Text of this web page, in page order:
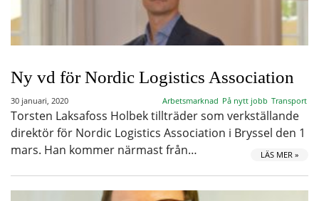
Ny vd för Nordic Logistics Association
30 januari, 2020 Arbetsmarknad På nytt jobb Transport
Torsten Laksafoss Holbek tillträder som verkställande
direktör för Nordic Logistics Association i Bryssel den 1
mars. Han kommer närmast från…
LÄS MER »